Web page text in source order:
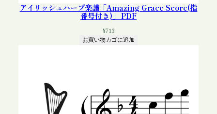
アイリッシュハープ楽譜「Amazing Grace Score(指
番号付き)」 PDF
¥713
お買い物カゴに追加